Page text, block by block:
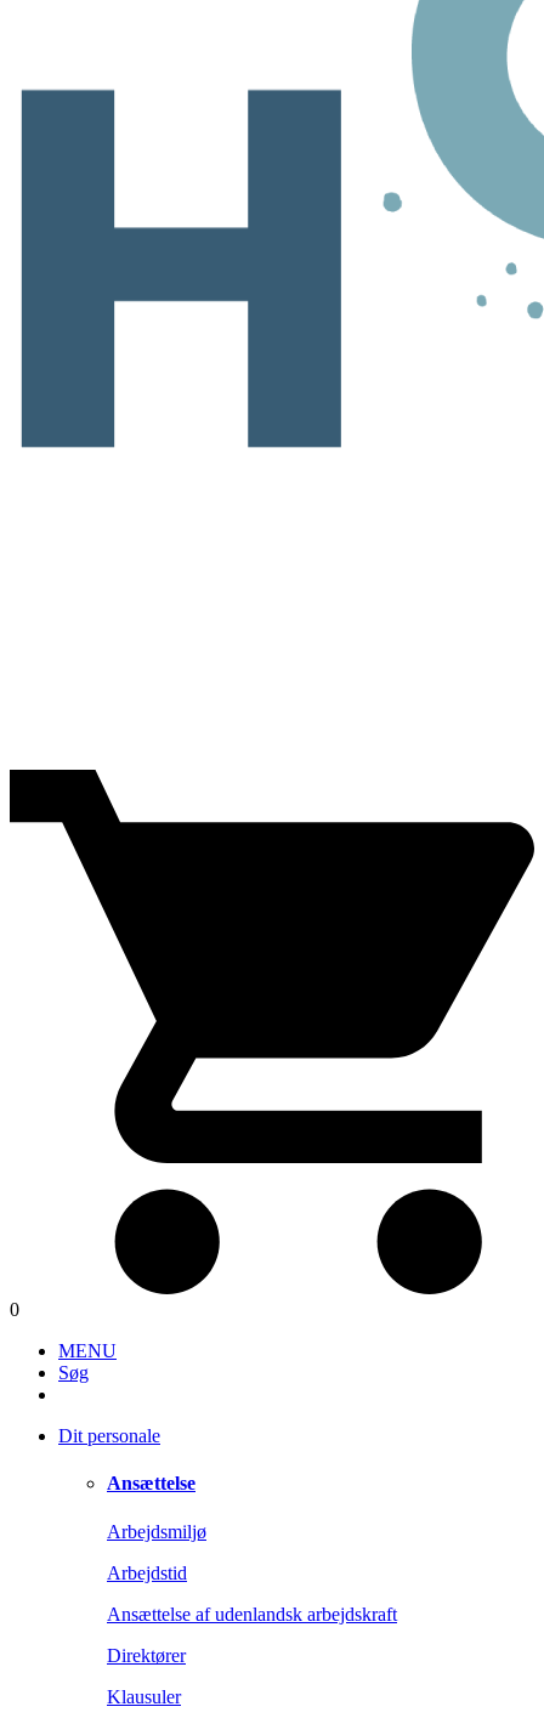
0
MENU
Søg
Dit personale
Ansættelse
Arbejdsmiljø
Arbejdstid
Ansættelse af udenlandsk arbejdskraft
Direktører
Klausuler